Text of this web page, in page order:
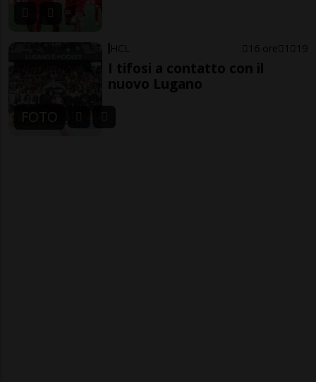
FOTO
HCL 16 ore 1 19
I tifosi a contatto con il
nuovo Lugano